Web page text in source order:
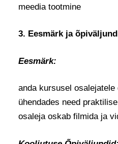
meedia tootmine
3. Eesmärk ja
Eesmärk:
anda kursusel
ühendades need
osaleja oskab filmida ja